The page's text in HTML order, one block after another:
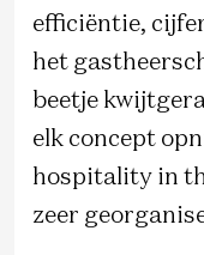
efficiëntie,
het
beetje
elk concept
hospitality in
zeer